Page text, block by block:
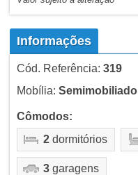
Informações
Cód. Referência: 319
Mobília: Semimobiliado
Cômodos:
2dormitórios
3garagens